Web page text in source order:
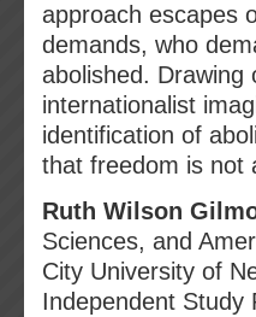
approach escapes
demands, who
abolished. Drawing
internationalist
identification of
that freedom is not
Ruth Wilson
Sciences, and
City University of
Independent